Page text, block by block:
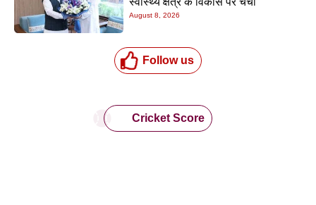
August 8, 2026
Follow us
Cricket Score